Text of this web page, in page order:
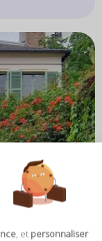
, et personnaliser
à Paris